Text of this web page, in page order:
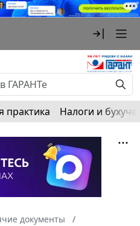
практика Налоги и
документы